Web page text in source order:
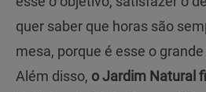
quer saber que horas são
mesa, porque é esse o
Além disso, o Jardim Natural